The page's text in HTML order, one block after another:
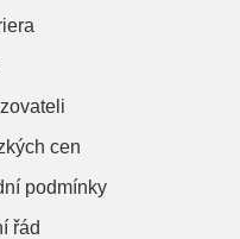
cen
podmínky
řád